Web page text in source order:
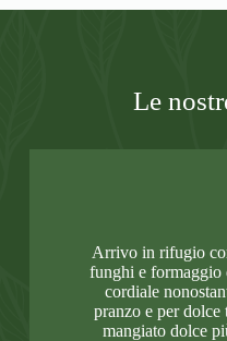
Le
Arrivo in rifugio
funghi e formaggio
cordiale
pranzo e per
mangiato dolce